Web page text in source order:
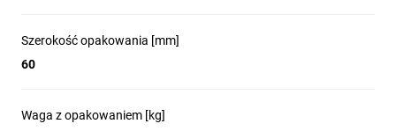
Szerokość opakowania [mm]
60
Waga z opakowaniem [kg]